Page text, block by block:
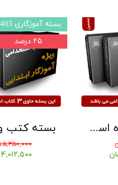
۵,۳۵۰,۰۰۰ تومان
۴,۰۱۲,۵۰۰ تومان
بسته آموزگاری 1403
۲۵ درصد
بسته کتب ویژه استخدامی آموزگار ابتدایی نشر سامان سنجش 1405